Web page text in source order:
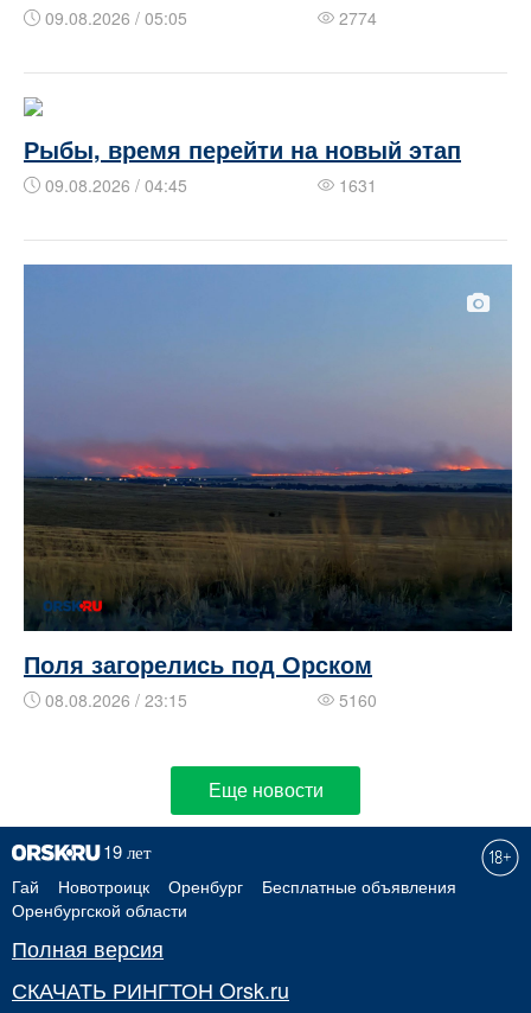
09.08.2026 / 05:05 2774
Рыбы, время перейти на новый этап
09.08.2026 / 04:45 1631
Поля загорелись под Орском
08.08.2026 / 23:15 5160
Еще новости
Гай Новотроицк Оренбург
Бесплатные объявления
Оренбургской области
Полная версия
СКАЧАТЬ РИНГТОН Orsk.ru